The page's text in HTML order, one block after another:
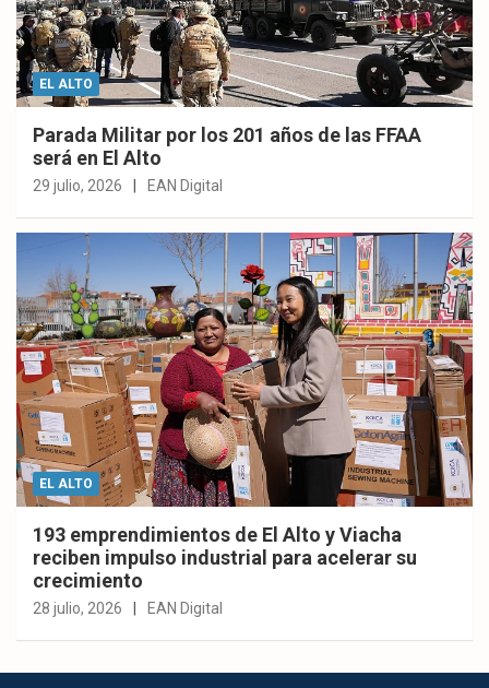
EL ALTO
Parada Militar por los 201 años de las FFAA
será en El Alto
29 julio, 2026 EAN Digital
EL ALTO
193 emprendimientos de El Alto y Viacha
reciben impulso industrial para acelerar su
crecimiento
28 julio, 2026 EAN Digital